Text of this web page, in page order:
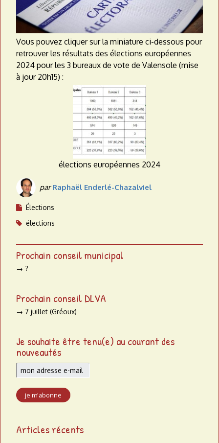
Vous pouvez cliquer sur la miniature ci-dessous pour
retrouver les résultats des élections européennes
2024 pour les 3 bureaux de vote de Valensole (mise
à jour 20h15) :
élections européennes 2024
parRaphaël Enderlé-Chazalviel
Élections
élections
Prochain conseil municipal
→ ?
Prochain conseil DLVA
→ 7 juillet (Gréoux)
Je souhaite être tenu(e) au courant des
nouveautés
Articles récents